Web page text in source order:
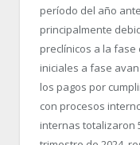
período del año
principalmente
preclínicos a la fase
iniciales a fase
los pagos por
con procesos
internas totalizaron